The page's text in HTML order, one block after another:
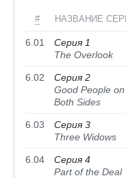
# НАЗВАНИЕ
6.01
Серия 1
The Overlook
6.02
Серия 2
Good People on
Both Sides
6.03
Серия 3
Three Widows
6.04
Серия 4
Part of the Deal